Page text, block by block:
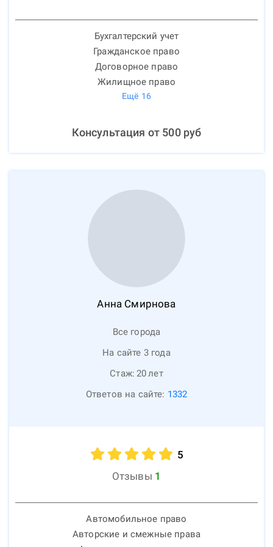
Бухгалтерский учет
Гражданское право
Договорное право
Жилищное право
Ещё 16
Консультация от 500руб
Анна Смирнова
Все города
На сайте 3 года
Стаж: 20лет
Ответов на сайте: 1332
5
Отзывы 1
Автомобильное право
Авторские и смежные права